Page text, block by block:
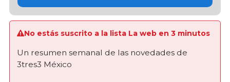
No estás suscrito a la lista La web en 3 minutos
Un resumen semanal de las novedades de
3tres3 México